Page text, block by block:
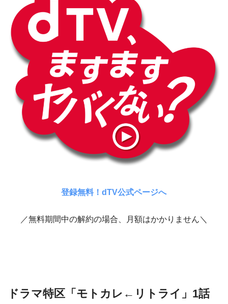
登録無料！dTV公式ページへ
／無料期間中の解約の場合、月額はかかりません＼
ドラマ特区「モトカレ←リトライ」1話